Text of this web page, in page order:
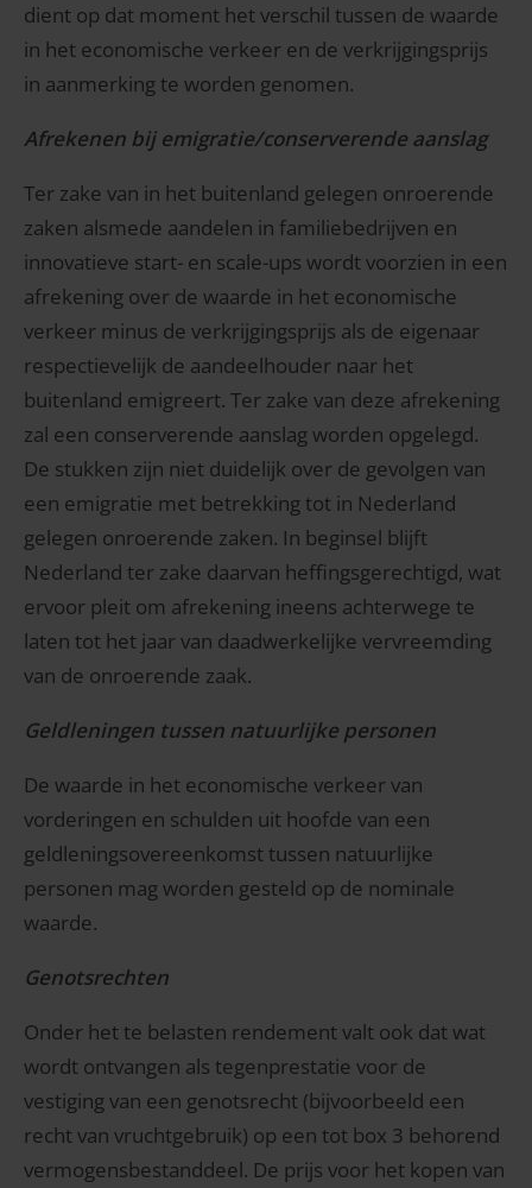
dient op dat moment het verschil tussen de waarde
in het economische verkeer en de verkrijgingsprijs
in aanmerking te worden genomen.
Afrekenen bij emigratie/conserverende aanslag
Ter zake van in het buitenland gelegen onroerende
zaken alsmede aandelen in familiebedrijven en
innovatieve start- en scale-ups wordt voorzien in een
afrekening over de waarde in het economische
verkeer minus de verkrijgingsprijs als de eigenaar
respectievelijk de aandeelhouder naar het
buitenland emigreert. Ter zake van deze afrekening
zal een conserverende aanslag worden opgelegd.
De stukken zijn niet duidelijk over de gevolgen van
een emigratie met betrekking tot in Nederland
gelegen onroerende zaken. In beginsel blijft
Nederland ter zake daarvan heffingsgerechtigd, wat
ervoor pleit om afrekening ineens achterwege te
laten tot het jaar van daadwerkelijke vervreemding
van de onroerende zaak.
Geldleningen tussen natuurlijke personen
De waarde in het economische verkeer van
vorderingen en schulden uit hoofde van een
geldleningsovereenkomst tussen natuurlijke
personen mag worden gesteld op de nominale
waarde.
Genotsrechten
Onder het te belasten rendement valt ook dat wat
wordt ontvangen als tegenprestatie voor de
vestiging van een genotsrecht (bijvoorbeeld een
recht van vruchtgebruik) op een tot box 3 behorend
vermogensbestanddeel. De prijs voor het kopen van